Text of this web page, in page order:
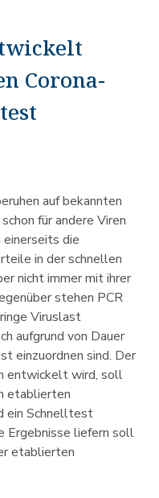
Corona-
auf bekannten
für andere Viren
die
in der schnellen
nicht immer mit ihrer
stehen PCR
Viruslast
aufgrund von Dauer
einzuordnen sind. Der
entwickelt wird, soll
etablierten
ein Schnelltest
Ergebnisse liefern soll
etablierten